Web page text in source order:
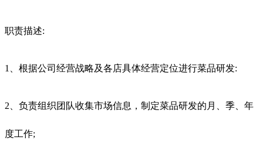
职责描述:
1、根据公司经营战略及各店具体经营定位进行菜品研发:
2、负责组织团队收集市场信息，制定菜品研发的月、季、年
度工作;